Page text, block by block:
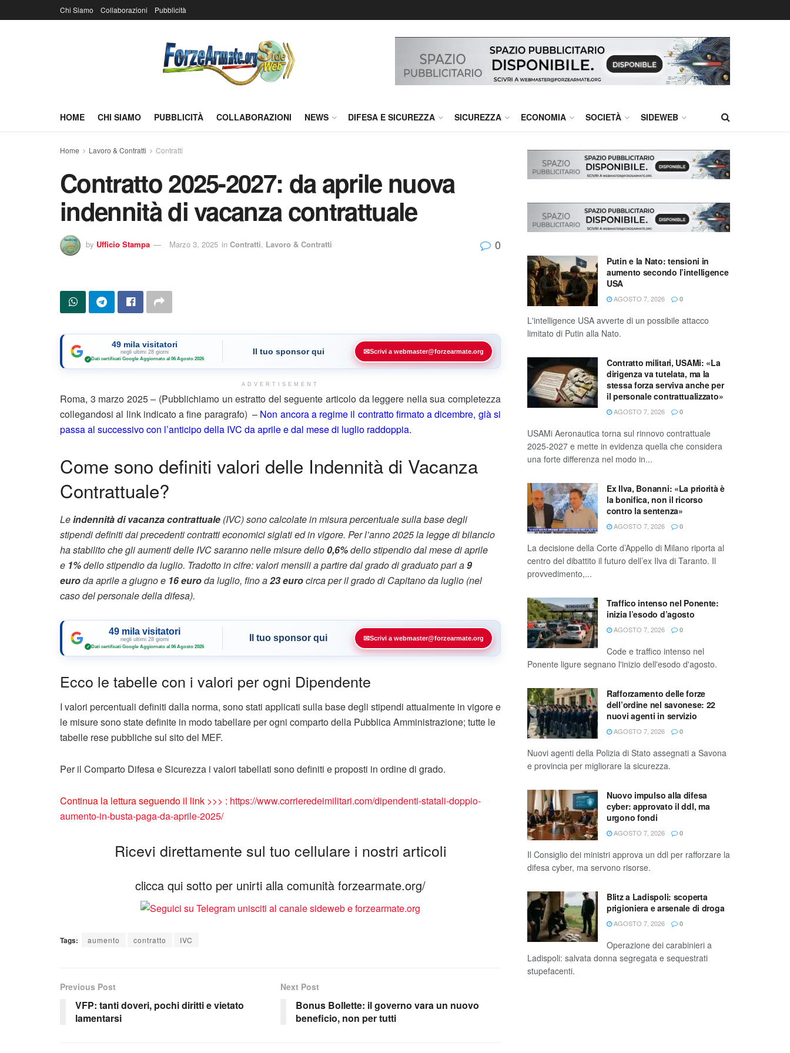
Chi Siamo Collaborazioni Pubblicità
HOME CHI SIAMO PUBBLICITÀ COLLABORAZIONI NEWS DIFESA E SICUREZZA SICUREZZA ECONOMIA SOCIETÀ SIDEWEB
Home Lavoro & Contratti Contratti
Contratto 2025-2027: da aprile nuova
indennità di vacanza contrattuale
by Ufficio Stampa Marzo 3, 2025 in Contratti, Lavoro & Contratti 0
49 mila visitatori
negli ultimi 28 giorni
✓ Dati certificati Google·Aggiornato al 06 Agosto 2026
Il tuo sponsor qui ✉Scrivi a webmaster@forzearmate.org
ADVERTISEMENT
Roma, 3 marzo 2025 – (Pubblichiamo un estratto del seguente articolo da leggere nella sua completezza
collegandosi al link indicato a fine paragrafo) – Non ancora a regime il contratto firmato a dicembre, già si
passa al successivo con l’anticipo della IVC da aprile e dal mese di luglio raddoppia.
Come sono definiti valori delle Indennità di Vacanza
Contrattuale?
Leindennità di vacanza contrattuale (IVC) sono calcolate in misura percentuale sulla base degli
stipendi definiti dai precedenti contratti economici siglati ed in vigore. Per l’anno 2025 la legge di bilancio
ha stabilito che gli aumenti delle IVC saranno nelle misure dello0,6%dello stipendio dal mese di aprile
e 1%dello stipendio da luglio. Tradotto in cifre: valori mensili a partire dal grado di graduato pari a9
euroda aprile a giugno e 16 euroda luglio, fino a23 eurocirca per il grado di Capitano da luglio (nel
caso del personale della difesa).
49 mila visitatori
negli ultimi 28 giorni
✓ Dati certificati Google·Aggiornato al 06 Agosto 2026
Il tuo sponsor qui ✉Scrivi a webmaster@forzearmate.org
Ecco le tabelle con i valori per ogni Dipendente
I valori percentuali definiti dalla norma, sono stati applicati sulla base degli stipendi attualmente in vigore e
le misure sono state definite in modo tabellare per ogni comparto della Pubblica Amministrazione; tutte le
tabelle rese pubbliche sul sito del MEF.
Per il Comparto Difesa e Sicurezza i valori tabellati sono definiti e proposti in ordine di grado.
Continua la lettura seguendo il link >>> : https://www.corrieredeimilitari.com/dipendenti-statali-doppio-
aumento-in-busta-paga-da-aprile-2025/
Ricevi direttamente sul tuo cellulare i nostri articoli
clicca qui sotto per unirti alla comunità forzearmate.org/
Tags: aumento contratto IVC
Previous Post
VFP: tanti doveri, pochi diritti e vietato
lamentarsi
Next Post
Bonus Bollette: il governo vara un nuovo
beneficio, non per tutti
Putin e la Nato: tensioni in
aumento secondo l’intelligence
USA
AGOSTO 7, 2026 0
L'intelligence USA avverte di un possibile attacco
limitato di Putin alla Nato.
Contratto militari, USAMi: «La
dirigenza va tutelata, ma la
stessa forza serviva anche per
il personale contrattualizzato»
AGOSTO 7, 2026 0
USAMi Aeronautica torna sul rinnovo contrattuale
2025-2027 e mette in evidenza quella che considera
una forte differenza nel modo in...
Ex Ilva, Bonanni: «La priorità è
la bonifica, non il ricorso
contro la sentenza»
AGOSTO 7, 2026 0
La decisione della Corte d’Appello di Milano riporta al
centro del dibattito il futuro dell’ex Ilva di Taranto. Il
provvedimento,...
Traffico intenso nel Ponente:
inizia l’esodo d’agosto
AGOSTO 7, 2026 0
Code e traffico intenso nel
Ponente ligure segnano l'inizio dell'esodo d'agosto.
Rafforzamento delle forze
dell’ordine nel savonese: 22
nuovi agenti in servizio
AGOSTO 7, 2026 0
Nuovi agenti della Polizia di Stato assegnati a Savona
e provincia per migliorare la sicurezza.
Nuovo impulso alla difesa
cyber: approvato il ddl, ma
urgono fondi
AGOSTO 7, 2026 0
Il Consiglio dei ministri approva un ddl per rafforzare la
difesa cyber, ma servono risorse.
Blitz a Ladispoli: scoperta
prigioniera e arsenale di droga
AGOSTO 7, 2026 0
Operazione dei carabinieri a
Ladispoli: salvata donna segregata e sequestrati
stupefacenti.